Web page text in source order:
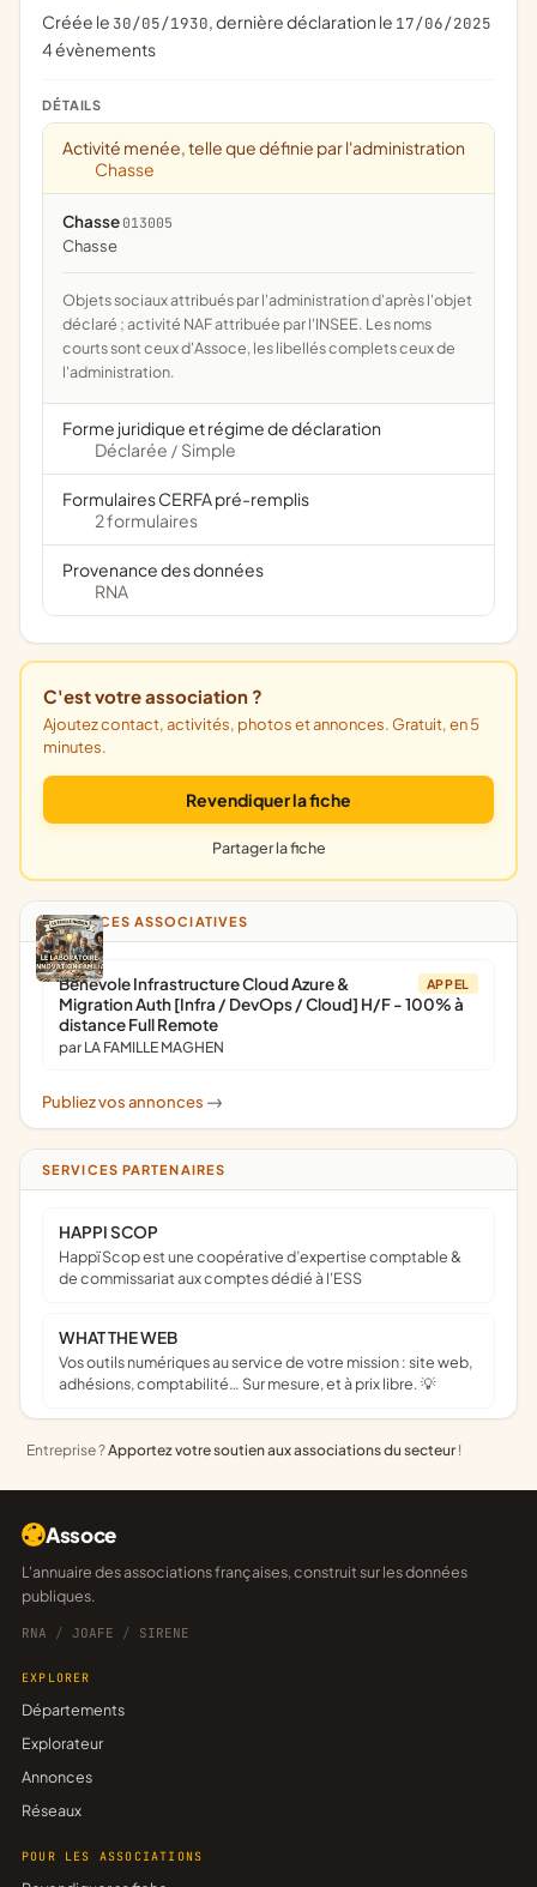
Créée le 30/05/1930, dernière déclaration le 17/06/2025
4 évènements
DÉTAILS
Activité menée, telle que définie par l'administration
Chasse
Chasse 013005
chasse
Objets sociaux attribués par l'administration d'après l'objet
déclaré ; activité NAF attribuée par l'INSEE. Les noms
courts sont ceux d'Assoce, les libellés complets ceux de
l'administration.
Forme juridique et régime de déclaration
Déclarée / Simple
Formulaires CERFA pré-remplis
2 formulaires
Provenance des données
RNA
C'est votre association ?
Ajoutez contact, activités, photos et annonces. Gratuit, en 5
minutes.
Revendiquer la fiche
Partager la fiche
ANNONCES ASSOCIATIVES
APPEL
Bénévole Infrastructure Cloud Azure &
Migration Auth [Infra / DevOps / Cloud] H/F - 100% à
distance Full Remote
par LA FAMILLE MAGHEN
Publiez vos annonces ->
SERVICES PARTENAIRES
HAPPI SCOP
Happï Scop est une coopérative d’expertise comptable &
de commissariat aux comptes dédié à l'ESS
WHAT THE WEB
Vos outils numériques au service de votre mission : site web,
adhésions, comptabilité… Sur mesure, et à prix libre. 💡
Entreprise ?Apportez votre soutien aux associations du secteur !
Assoce
L'annuaire des associations françaises, construit sur les données
publiques.
RNA / JOAFE / SIRENE
EXPLORER
Départements
Explorateur
Annonces
Réseaux
POUR LES ASSOCIATIONS